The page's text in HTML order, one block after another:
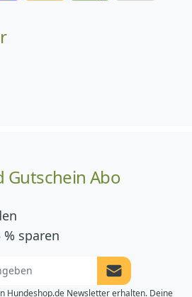
Gutschein Abo
sparen
Newsletter
Hundeshop.de Newsletter erhalten. Deine